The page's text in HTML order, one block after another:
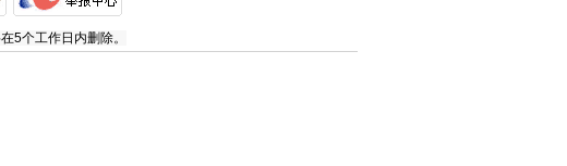
5个工作日内删除。